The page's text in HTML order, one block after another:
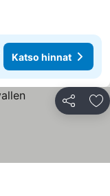
Katso hinnat
Jaa